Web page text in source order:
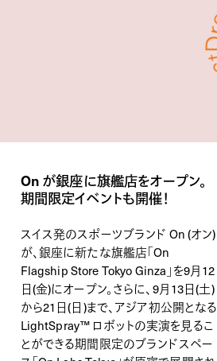
On が銀座に旗艦店をオープン。
期間限定イベントも開催！
スイス発のスポーツブランド On (オン)
が、銀座に新たな旗艦店「On
Flagship Store Tokyo Ginza」を9月12
日(金)にオープン。さらに、9月13日(土)
から21日(日)まで、アジア初公開となる
LightSpray™ ロボットの実演を見るこ
とができる期間限定のブランドスペー